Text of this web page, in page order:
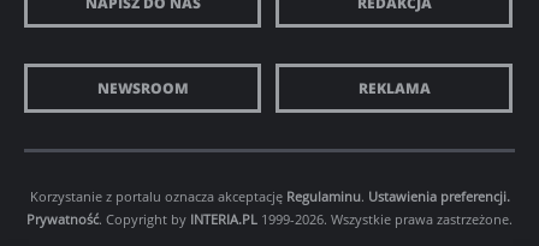
NEWSROOM REKLAMA
Korzystanie z portalu oznacza akceptację Regulaminu. Ustawienia preferencji.
Prywatność. Copyright by INTERIA.PL 1999-2026. Wszystkie prawa zastrzeżone.